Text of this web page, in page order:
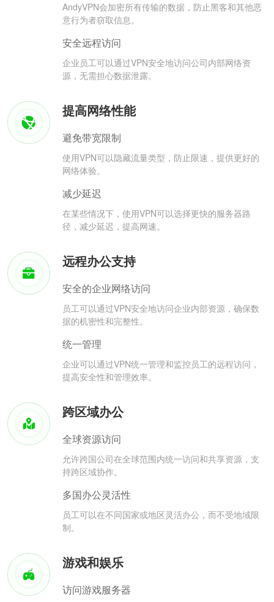
AndyVPN会加密所有传输的数据，防止黑客和其他恶
意行为者窃取信息。
安全远程访问
企业员工可以通过VPN安全地访问公司内部网络资
源，无需担心数据泄露。
提高网络性能
避免带宽限制
使用VPN可以隐藏流量类型，防止限速，提供更好的
网络体验。
减少延迟
在某些情况下，使用VPN可以选择更快的服务器路
径，减少延迟，提高网速。
远程办公支持
安全的企业网络访问
员工可以通过VPN安全地访问企业内部资源，确保数
据的机密性和完整性。
统一管理
企业可以通过VPN统一管理和监控员工的远程访问，
提高安全性和管理效率。
跨区域办公
全球资源访问
允许跨国公司在全球范围内统一访问和共享资源，支
持跨区域协作。
多国办公灵活性
员工可以在不同国家或地区灵活办公，而不受地域限
制。
游戏和娱乐
访问游戏服务器